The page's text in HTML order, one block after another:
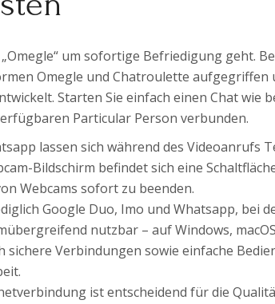
um sofortige Befriedigung geht.
Omegle und Chatroulette aufgegriffen
Starten Sie einfach einen Chat wie
Particular Person verbunden.
lassen sich während des Videoanrufs
Bildschirm befindet sich eine
Webcams sofort zu beenden.
Google Duo, Imo und Whatsapp, bei
nutzbar – auf Windows,
sichere Verbindungen sowie einfache
ist entscheidend für die